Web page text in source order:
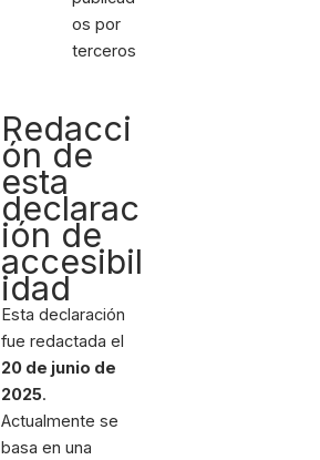
os por
terceros
Redacci
ón de
esta
declarac
ión de
accesibil
idad
Esta declaración
fue redactada el
20 de junio de
2025.
Actualmente se
basa en una